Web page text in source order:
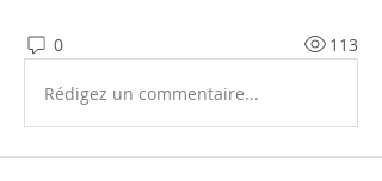
0 113
Rédigez un commentaire...